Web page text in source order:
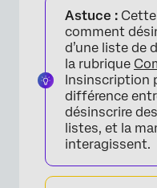
Astuce :
comment
d’une liste de
la rubrique
Insinscription
différence
désinscrire
listes, et la
interagissent.